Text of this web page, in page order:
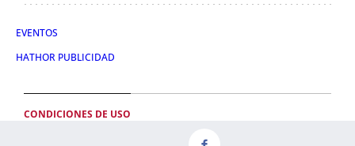
EVENTOS
HATHOR PUBLICIDAD
CONDICIONES DE USO